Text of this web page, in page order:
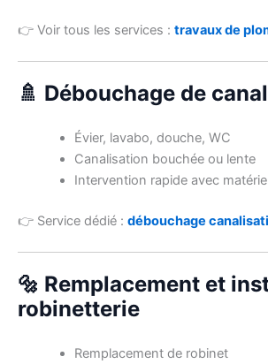
👉 Voir tous les services : travaux de
🚿 Débouchage de
Évier, lavabo, douche, WC
Canalisation bouchée ou lente
Intervention rapide avec
👉 Service dédié : débouchage
🔩 Remplacement et
robinetterie
Remplacement de robinet